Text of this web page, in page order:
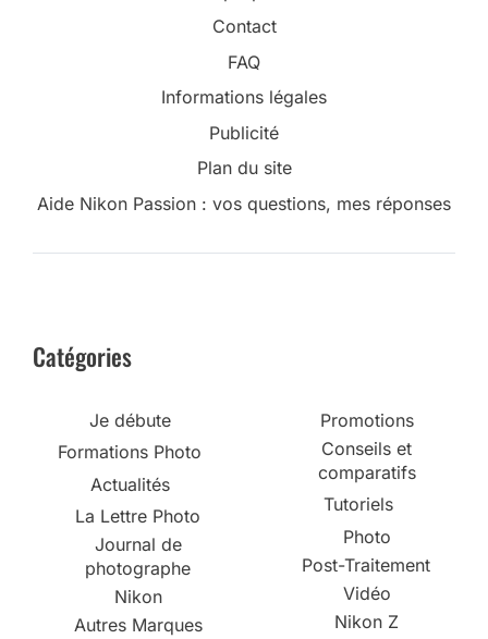
Contact
FAQ
Informations légales
Publicité
Plan du site
Aide Nikon Passion : vos questions, mes réponses
Catégories
Je débute
Formations Photo
Actualités
La Lettre Photo
Journal de
photographe
Nikon
Autres Marques
Promotions
Conseils et
comparatifs
Tutoriels
Photo
Post-Traitement
Vidéo
Nikon Z